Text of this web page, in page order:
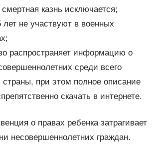
казнь исключается;
лет не участвуют в военных
распространяет информацию о
среди всего
страны, при этом полное описание
скачать в интернете.
о правах ребенка затрагивает
несовершеннолетних граждан.